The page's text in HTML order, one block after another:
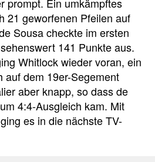
prompt. Ein umkämpftes
21 geworfenen Pfeilen auf
Sousa checkte im ersten
141 Punkte aus.
Whitlock wieder voran, ein
auf dem 19er-Segement
aber knapp, so dass de
4:4-Ausgleich kam. Mit
es in die nächste TV-